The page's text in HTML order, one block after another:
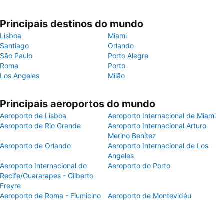
Principais destinos do mundo
Lisboa
Miami
Santiago
Orlando
São Paulo
Porto Alegre
Roma
Porto
Los Angeles
Milão
Principais aeroportos do mundo
Aeroporto de Lisboa
Aeroporto Internacional de Miami
Aeroporto de Rio Grande
Aeroporto Internacional Arturo
Merino Benítez
Aeroporto de Orlando
Aeroporto Internacional de Los
Angeles
Aeroporto Internacional do
Recife/Guararapes - Gilberto
Freyre
Aeroporto do Porto
Aeroporto de Roma - Fiumicino Aeroporto de Montevidéu